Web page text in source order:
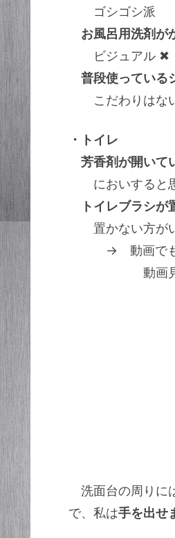
ゴシゴシ派
お風呂用洗剤が
ビジュアル ✖
普段使っている
こだわりはな
・トイレ
芳香剤が開いて
においすると
トイレブラシが
置かない方が
→ 動画でも
動画見てな
洗面台の周りに
で、私は手を出せ